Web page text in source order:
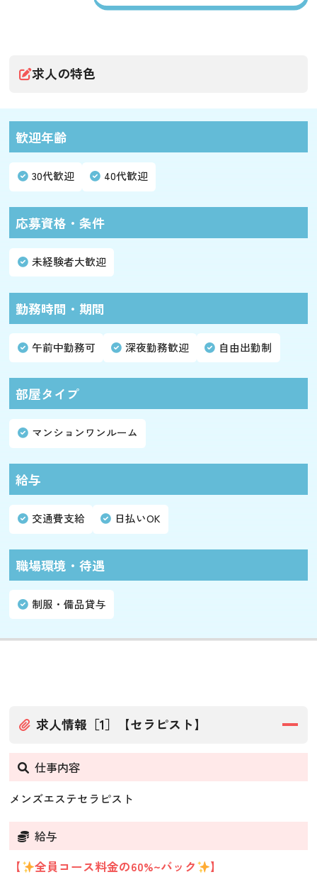
求人の特色
歓迎年齢
30代歓迎 40代歓迎
応募資格・条件
未経験者大歓迎
勤務時間・期間
午前中勤務可 深夜勤務歓迎 自由出勤制
部屋タイプ
マンションワンルーム
給与
交通費支給 日払いOK
職場環境・待遇
制服・備品貸与
求人情報［1］【セラピスト】
仕事内容
メンズエステセラピスト
給与
【
全員コース料金の60%~バック 】